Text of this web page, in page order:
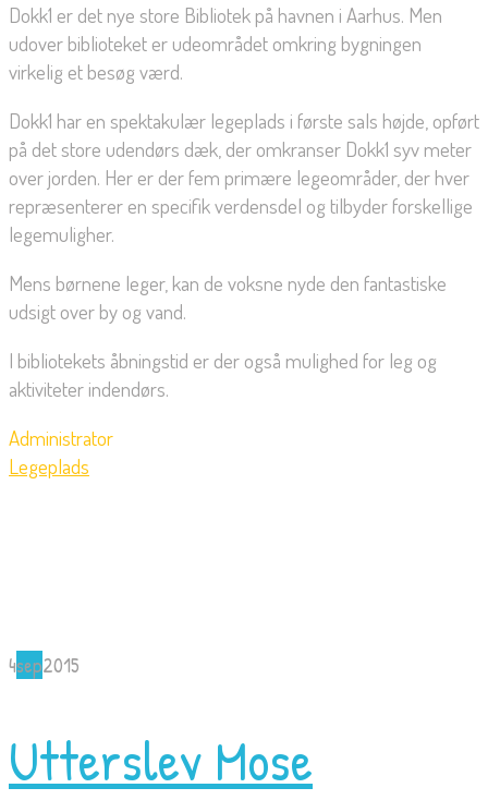
Dokk1 er det nye store Bibliotek på havnen i Aarhus. Men
udover biblioteket er udeområdet omkring bygningen
virkelig et besøg værd.
Dokk1 har en spektakulær legeplads i første sals højde, opført
på det store udendørs dæk, der omkranser Dokk1 syv meter
over jorden. Her er der fem primære legeområder, der hver
repræsenterer en specifik verdensdel og tilbyder forskellige
legemuligher.
Mens børnene leger, kan de voksne nyde den fantastiske
udsigt over by og vand.
I bibliotekets åbningstid er der også mulighed for leg og
aktiviteter indendørs.
Administrator
Legeplads
4sep2015
Utterslev Mose